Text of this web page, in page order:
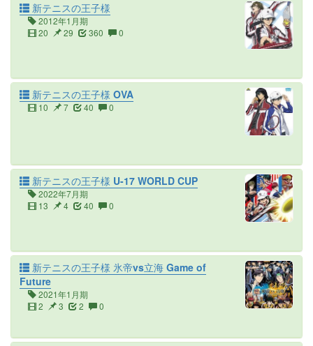
新テニスの王子様
2012年1月期
20
29 360 0
新テニスの王子様 OVA
10 7 40 0
新テニスの王子様 U-17 WORLD CUP
2022年7月期
13
4 40 0
新テニスの王子様 氷帝vs立海 Game of
Future
2021年1月期
2
3 2 0